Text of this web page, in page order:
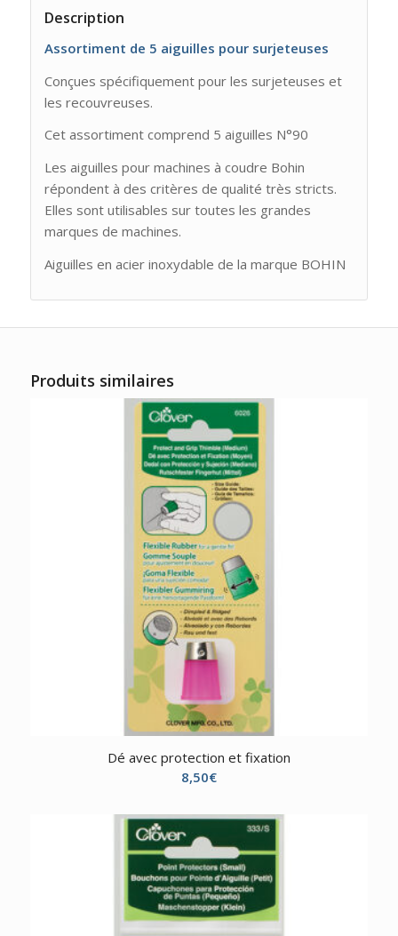
Description
Assortiment de 5 aiguilles pour surjeteuses
Conçues spécifiquement pour les surjeteuses et
les recouvreuses.
Cet assortiment comprend 5 aiguilles N°90
Les aiguilles pour machines à coudre Bohin
répondent à des critères de qualité très stricts.
Elles sont utilisables sur toutes les grandes
marques de machines.
Aiguilles en acier inoxydable de la marque BOHIN
Produits similaires
Dé avec protection et fixation
8,50€